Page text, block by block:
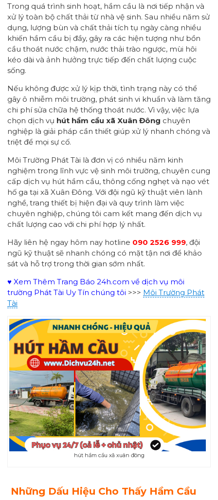
Trong quá trình sinh hoạt, hầm cầu là nơi tiếp nhận và
xử lý toàn bộ chất thải từ nhà vệ sinh. Sau nhiều năm sử
dụng, lượng bùn và chất thải tích tụ ngày càng nhiều
khiến hầm cầu bị đầy, gây ra các hiện tượng như bồn
cầu thoát nước chậm, nước thải trào ngược, mùi hôi
kéo dài và ảnh hưởng trực tiếp đến chất lượng cuộc
sống.
Nếu không được xử lý kịp thời, tình trạng này có thể
gây ô nhiễm môi trường, phát sinh vi khuẩn và làm tăng
chi phí sửa chữa hệ thống thoát nước. Vì vậy, việc lựa
chọn dịch vụ hút hầm cầu xã Xuân Đông chuyên
nghiệp là giải pháp cần thiết giúp xử lý nhanh chóng và
triệt để mọi sự cố.
Môi Trường Phát Tài là đơn vị có nhiều năm kinh
nghiệm trong lĩnh vực vệ sinh môi trường, chuyên cung
cấp dịch vụ hút hầm cầu, thông cống nghẹt và nạo vét
hố ga tại xã Xuân Đông. Với đội ngũ kỹ thuật viên lành
nghề, trang thiết bị hiện đại và quy trình làm việc
chuyên nghiệp, chúng tôi cam kết mang đến dịch vụ
chất lượng cao với chi phí hợp lý nhất.
Hãy liên hệ ngay hôm nay hotline 090 2526 999, đội
ngũ kỹ thuật sẽ nhanh chóng có mặt tận nơi để khảo
sát và hỗ trợ trong thời gian sớm nhất.
♥ Xem Thêm Trang Báo 24h.com về dịch vụ môi
trường Phát Tài Uy Tín chúng tôi >>> Môi Trường Phát
Tài
hút hầm cầu xã xuân đông
Những Dấu Hiệu Cho Thấy Hầm Cầu